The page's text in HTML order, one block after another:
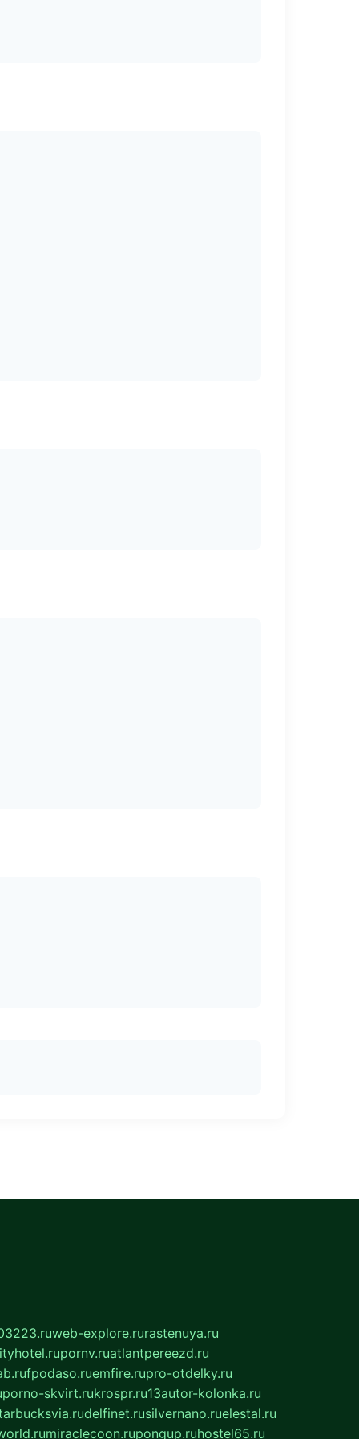
web-explore.rurastenuya.ru
pornv.ruatlantpereezd.ru
fpodaso.ruemfire.rupro-otdelky.ru
porno-skvirt.rukrospr.ru13autor-kolonka.ru
delfinet.rusilvernano.ruelestal.ru
miraclecoon.rupongup.ruhostel65.ru